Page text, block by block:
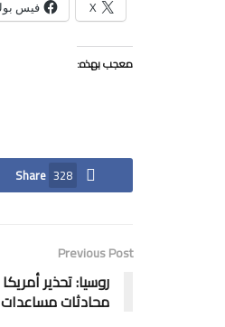
X فيس
معجب بهذه:
Share 328
Previous Post
روسيا: تحذير
محادثات